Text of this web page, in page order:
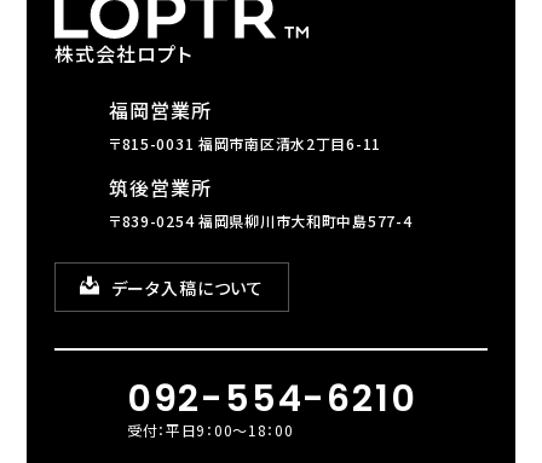
株式会社ロプト
福岡営業所
〒815-0031 福岡市南区清水2丁目6-11
筑後営業所
〒839-0254 福岡県柳川市大和町中島577-4
データ入稿について
092-554-6210
受付：平日9：00～18：00